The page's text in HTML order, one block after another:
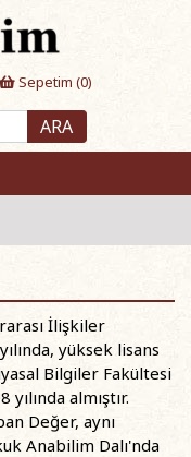
Sepetim (0)
ARA
İlişkiler
yüksek lisans
Bilgiler Fakültesi
almıştır.
Değer, aynı
Anabilim Dalı'nda